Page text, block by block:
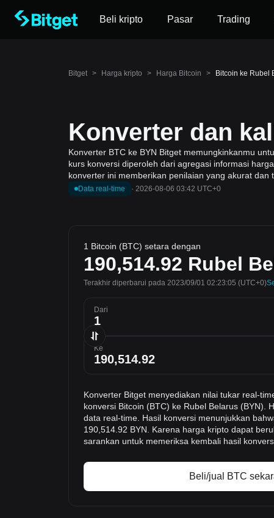
Beli kripto Pasar Trading
Bitget > Harga kripto > Harga Bitcoin > Bitcoin ke Rubel
Konverter dan
Konverter BTC ke BYN Bitget memungkinkanmu
kurs konversi diperoleh dari agregasi informasi
konverter ini memberikan penilaian yang akurat dan
Data real-time · 2026-08-06 03:42 UTC+0
1 Bitcoin (BTC) setara dengan
190,514.92 Rubel
Terakhir diperbarui pada 2023/09/01 02:23:05 (UTC+0)
Dari
Ke
Konverter Bitget menyediakan nilai tukar real-
konversi Bitcoin (BTC) ke Rubel Belarus (BYN).
data real-time. Hasil konversi menunjukkan
190,514.92 BYN. Karena harga kripto dapat
sarankan untuk memeriksa kembali hasil
Beli/jual BTC